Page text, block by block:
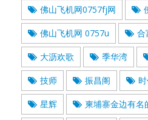
佛山飞机网0757fj网
佛山飞机网 0757u 合
大沥欢歌 季华湾
技师 振昌阁
星辉 柬埔寨金边有名